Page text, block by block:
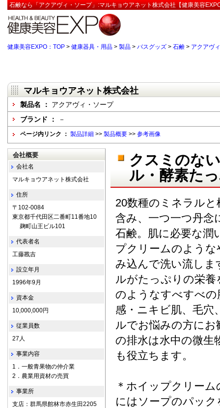
石鹸なら「アクアヴィ・ソープ」:マルキョウアネット株式会社【健康美容
健康美容EXPO：TOP > 健康器具・用品 > 製品 > バスグッズ > 石鹸 > アクアヴ
マルキョウアネット株式会社
製品名 ： アクアヴィ・ソープ
ブランド ：
－
ページ内リンク ： 製品詳細 >> 製品概要 >> 参考画像
クスミのな
ル・酵素た
20数種のミネラル
含み、一つ一つ丹念
石鹸。肌に必要な潤
プクリームのよう
み込んで洗い流しま
ルがたっぷりの栄
のようなすべすべの
感・ニキビ肌、毛
ルでお悩みの方に
の排水は水中の微生
も役立ちます。
＊ホイップクリー
にはソープのパッ
会社概要
会社名
マルキョウアネット株式会社
住所
〒102-0084
東京都千代田区二番町11番地10
麹町山王ビル101
代表者名
工藤戡吉
設立年月
1996年9月
資本金
10,000,000円
従業員数
27人
事業内容
1．一般青果物の仲介業
2．農業用資材の売買
事業所
支店：群馬県館林市赤生田2205